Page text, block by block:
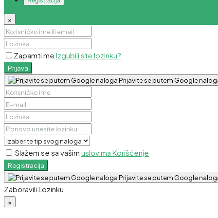
×
Zapamti me Izgubili ste lozinku?
Prijava
Prijavite se putem Google
Slažem se sa vašim uslovima Korišćenje
Registracija
Prijavite se putem Google
Zaboravili Lozinku
×